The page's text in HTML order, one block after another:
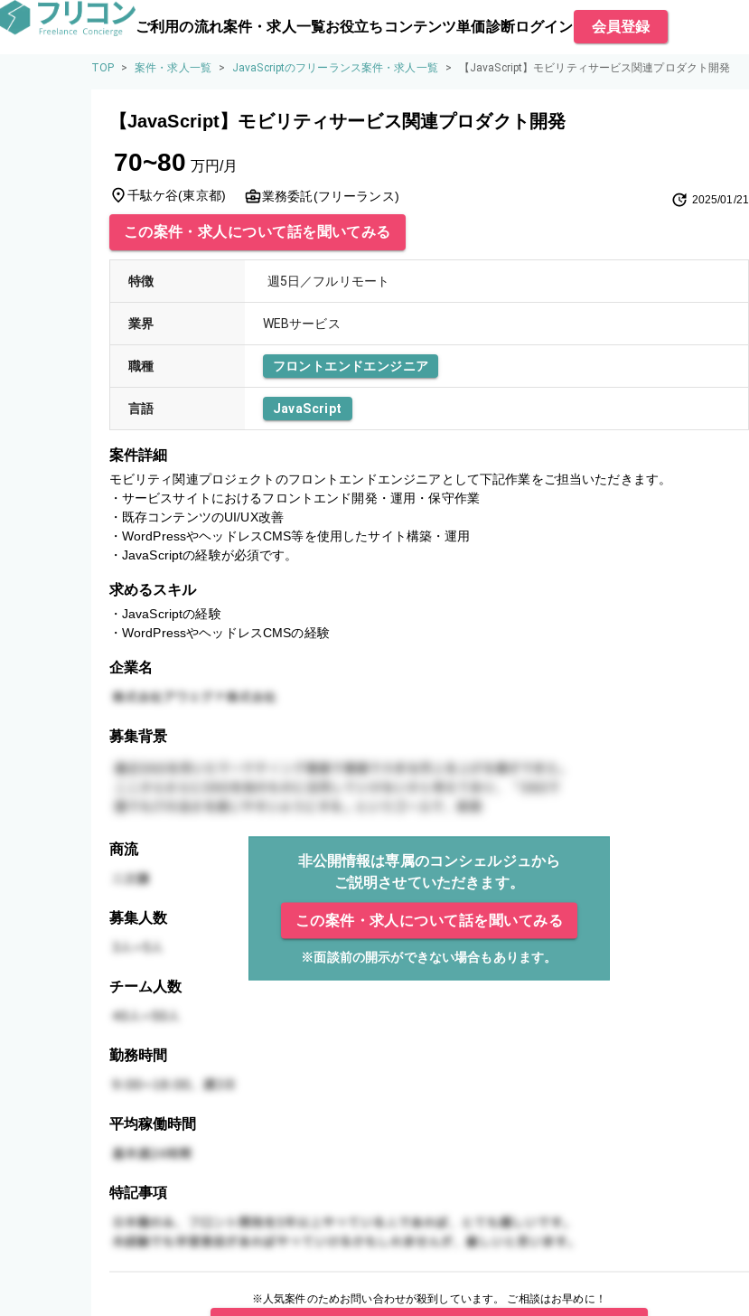
ご利用の流れ案件・求人一覧お役立ちコンテンツ単価診断ログイン 会員登録
TOP > 案件・求人一覧 > JavaScriptのフリーランス案件・求人一覧 > 【JavaScript】モビリティサービス関連プロダクト開発
【JavaScript】モビリティサービス関連プロダクト開発
70~80 万円/月
千駄ケ谷(東京都) 業務委託(フリーランス) 2025/01/21
この案件・求人について話を聞いてみる
特徴 週5日／フルリモート
業界 WEBサービス
職種 フロントエンドエンジニア
言語 JavaScript
案件詳細
モビリティ関連プロジェクトのフロントエンドエンジニアとして下記作業をご担当いただきます。
・サービスサイトにおけるフロントエンド開発・運用・保守作業
・既存コンテンツのUI/UX改善
・WordPressやヘッドレスCMS等を使用したサイト構築・運用
・JavaScriptの経験が必須です。
求めるスキル
・JavaScriptの経験
・WordPressやヘッドレスCMSの経験
企業名
募集背景
商流
非公開情報は専属のコンシェルジュから
ご説明させていただきます。
この案件・求人について話を聞いてみる
※面談前の開示ができない場合もあります。
募集人数
チーム人数
勤務時間
平均稼働時間
特記事項
※人気案件のためお問い合わせが殺到しています。 ご相談はお早めに！